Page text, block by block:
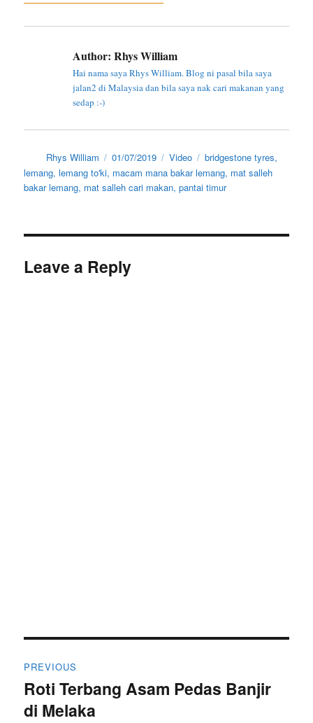
Author: Rhys William
Hai nama saya Rhys William. Blog ni pasal bila saya
jalan2 di Malaysia dan bila saya nak cari makanan yang
sedap :-)
Author
Rhys William
Posted
on
01/07/2019 Categories
Video Tags
bridgestone tyres,
lemang,lemang to'ki, macam mana bakar lemang, mat salleh
bakar lemang, mat salleh cari makan,pantai timur
Leave a Reply
navigation
PREVIOUS
Previous
post:
Roti Terbang Asam Pedas Banjir
di Melaka